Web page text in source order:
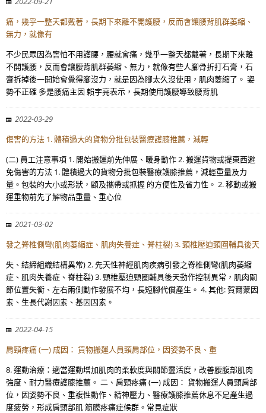
痛，幾乎一整天都戴著，長期下來離不開護腰，反而會讓腰背肌群萎縮、
無力，就像有
不少民眾因為害怕不用護腰，腰就會痛，幾乎一整天都戴著，長期下來離
不開護腰，反而會讓腰背肌群萎縮、無力，就像有些人腳骨折打石膏，石
膏拆掉後一開始會覺得腳沒力，就是因為腳太久沒使用，肌肉萎縮了。 姿
勢不正確 多是腰痛主因 賴宇亮表示，長期使用護腰導致腰背肌
2022-03-29
傷害的方法 1. 體積過大的貨物分批包裝醫療護膝推薦，減輕
(二) 員工注意事項 1. 開始搬運前先伸展、暖身動作 2. 搬運貨物或提東西避
免傷害的方法 1. 體積過大的貨物分批包裝醫療護膝推薦，減輕重量及力
量。包裝的大小或形狀，顧及攜帶或抓握 的方便性及省力性。 2. 移動或搬
運重物前先了解物品重量、重心位
2021-03-02
發之脊椎側彎(肌肉萎縮症、肌肉失養症、脊柱裂) 3. 頸椎壓迫頸圈輔具後天
失、結締組織結構異常) 2. 先天性神經肌肉疾病引發之脊椎側彎(肌肉萎縮
症、肌肉失養症、脊柱裂) 3. 頸椎壓迫頸圈輔具後天動作控制異常，肌肉關
節位置失衡、左右兩側動作發展不均，長短腳代償產生。 4. 其他: 賀爾蒙因
素、生長代謝因素、基因因素。
2022-04-15
肩頸疼痛 (一) 成因： 貨物搬運人員頸肩部位，因姿勢不良、重
8. 運動治療：適當運動增加肌肉的柔軟度與關節靈活度，改善腰腹部肌肉
強度、耐力醫療護膝推薦。 二、肩頸疼痛 (一) 成因： 貨物搬運人員頸肩部
位，因姿勢不良、重複性動作、精神壓力、醫療護膝推薦休息不足產生過
度疲勞，形成肩頸部肌 筋膜疼痛症候群。常見症狀